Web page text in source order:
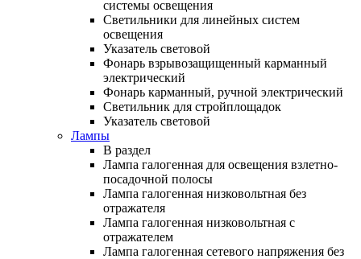
системы освещения
Светильники для линейных систем
освещения
Указатель световой
Фонарь взрывозащищенный карманный
электрический
Фонарь карманный, ручной электрический
Светильник для стройплощадок
Указатель световой
Лампы
В раздел
Лампа галогенная для освещения взлетно-
посадочной полосы
Лампа галогенная низковольтная без
отражателя
Лампа галогенная низковольтная с
отражателем
Лампа галогенная сетевого напряжения без